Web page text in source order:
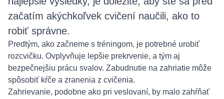
začatím akýchkoľvek cvičení naučili, ako to
robiť správne.
Predtým, ako začneme s tréningom, je potrebné urobiť
rozcvičku. Ovplyvňuje lepšie prekrvenie, a tým aj
bezpečnejšiu prácu svalov. Zabudnutie na zahriatie môže
spôsobiť kŕče a zranenia z cvičenia.
Zahrievanie, podobne ako pri veslovaní, by malo zahŕňať